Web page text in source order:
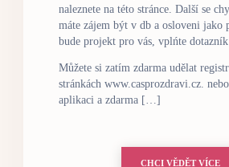
naleznete na této stránce. Další se
máte zájem být v db a osloveni jako
bude projekt pro vás, vplńte
Můžete si zatím zdarma udělat
stránkách www.casprozdravi.cz.
aplikaci a zdarma […]
CHCI VĚDĚT VÍCE